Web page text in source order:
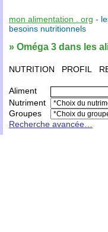
mon alimentation . org -
besoins nutritionnels
» Oméga 3 dans les
NUTRITION PROFIL
Aliment
Nutriment
Groupes
Recherche avancée…